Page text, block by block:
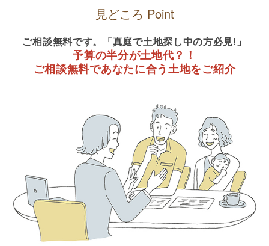
見どころ Point
ご相談無料です。「真庭で土地探し中の方必見!」
予算の半分が土地代？！
ご相談無料であなたに合う土地をご紹介